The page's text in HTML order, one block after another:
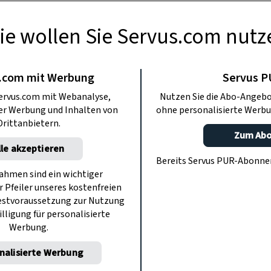
macht der
er will?
Launen plagt, hieß er im Mittelalter
das Aprilwetter eigentlich so
wollen Sie Servus.com
mit Werbung
mit Webanalyse,
Werbung und Inhalten von
akzeptieren
sind ein wichtiger
unseres kostenfreien
zur Nutzung
für personalisierte
Werbung.
Werbung
Servus
Nutzen Sie die Abo-
ohne personalisierte
Zum
Bereits Servus PUR-